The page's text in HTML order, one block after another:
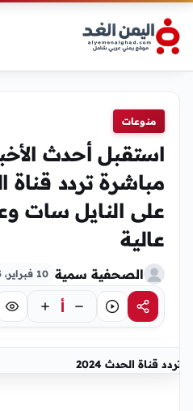
منوعات
استقبل أحدث
على النايل سات
عالية
الصحفية سمية 10 فبراير، 2025
مشاركةاستماع أ
تردد قناة الحدث 2024